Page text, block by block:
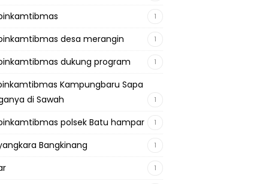
1
desa merangin 1
dukung program 1
Kampungbaru Sapa
di Sawah
1
polsek Batu hampar 1
Bangkinang 1
1